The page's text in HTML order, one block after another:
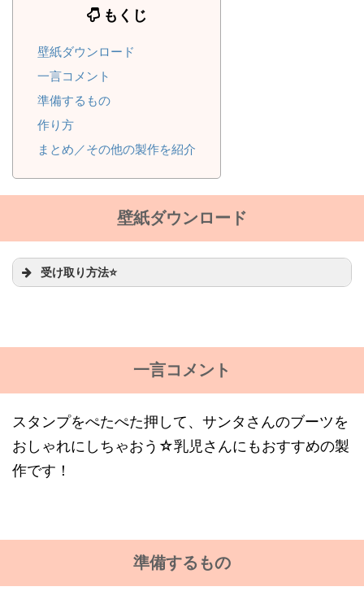
もくじ
壁紙ダウンロード
一言コメント
準備するもの
作り方
まとめ／その他の製作を紹介
壁紙ダウンロード
受け取り方法⭐
一言コメント
スタンプをぺたぺた押して、サンタさんのブーツを
おしゃれにしちゃおう☆乳児さんにもおすすめの製
作です！
準備するもの